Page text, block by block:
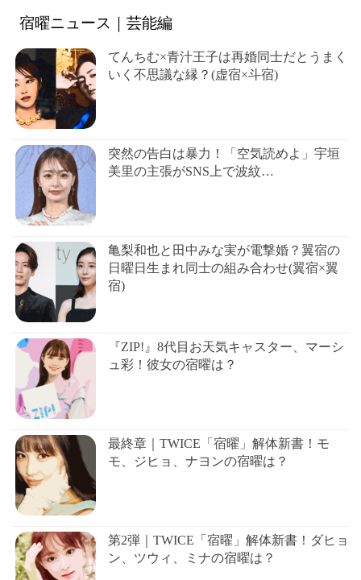
宿曜ニュース｜芸能編
てんちむ×青汁王子は再婚同士だとうまく
いく不思議な縁？(虚宿×斗宿)
突然の告白は暴力！「空気読めよ」宇垣
美里の主張がSNS上で波紋…
亀梨和也と田中みな実が電撃婚？翼宿の
日曜日生まれ同士の組み合わせ(翼宿×翼
宿)
『ZIP!』8代目お天気キャスター、マーシ
ュ彩！彼女の宿曜は？
最終章｜TWICE「宿曜」解体新書！モ
モ、ジヒョ、ナヨンの宿曜は？
第2弾｜TWICE「宿曜」解体新書！ダヒョ
ン、ツウィ、ミナの宿曜は？